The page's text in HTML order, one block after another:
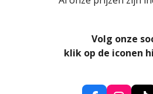
Volg onze
klik op de iconen